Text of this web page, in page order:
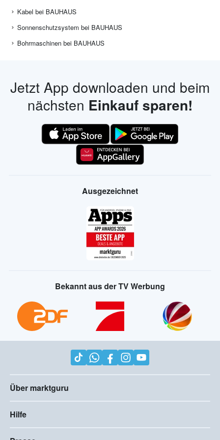
Kabel bei BAUHAUS
Sonnenschutzsystem bei BAUHAUS
Bohrmaschinen bei BAUHAUS
Jetzt App downloaden und beim
nächsten Einkauf sparen!
Ausgezeichnet
Bekannt aus der TV Werbung
Über marktguru
Hilfe